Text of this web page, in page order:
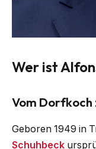
Wer ist
Vom Dorfkoch
Geboren 1949 in
Schuhbeck